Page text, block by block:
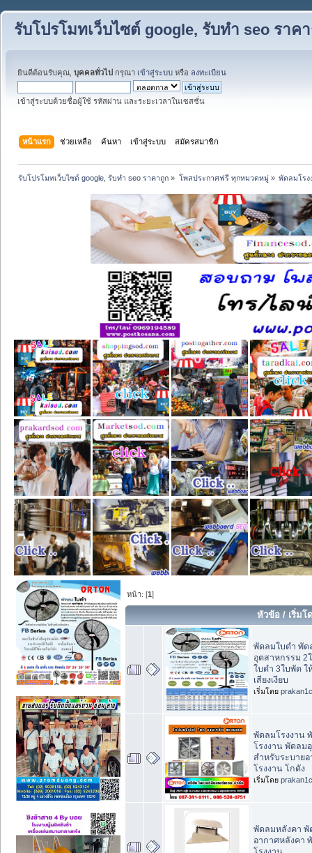
รับโปรโมทเว็บไซต์ google, รับทำ seo ราค
ยินดีต้อนรับคุณ, บุคคลทั่วไป กรุณา เข้าสู่ระบบ หรือ ลงทะเบียน
เข้าสู่ระบบด้วยชื่อผู้ใช้ รหัสผ่าน และระยะเวลาในเซสชั่น
หน้าแรก ช่วยเหลือ ค้นหา เข้าสู่ระบบ สมัครสมาชิก
รับโปรโมทเว็บไซต์ google, รับทำ seo ราคาถูก » โพสประกาศฟรี ทุกหมวดหมู่» พัดลมโรง
หน้า: [1]
หัวข้อ / เริ่มโ
พัดลมใบดำ พัด
อุตสาหกรรม 2
ใบดำ 3ใบพัด ใ
เสียงเงียบ
เริ่มโดย prakan1c
พัดลมโรงงาน
โรงงาน พัดลม
สำหรับระบาย
โรงงาน โกดัง
เริ่มโดย prakan1c
พัดลมหลังคา พั
อากาศหลังคา